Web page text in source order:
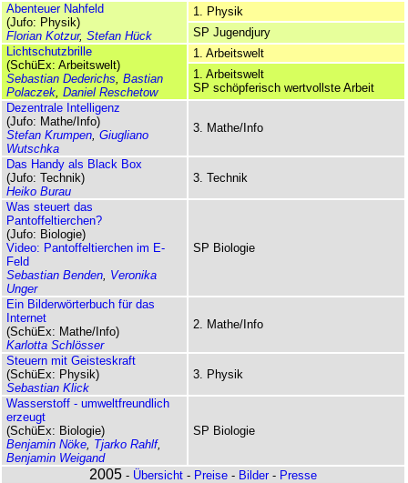
Abenteuer Nahfeld
(Jufo: Physik)
Florian Kotzur, Stefan Hück
1. Physik
SP Jugendjury
Lichtschutzbrille
(SchüEx: Arbeitswelt)
Sebastian Dederichs Bastian
Polaczek Daniel Reschetow
1. Arbeitswelt
1. Arbeitswelt
SP schöpferisch wertvollste Arbeit
Dezentrale Intelligenz
(Jufo: Mathe/Info)
Stefan Krumpen Giugliano
Wutschka
3. Mathe/Info
Das Handy als Black Box
(Jufo: Technik)
Heiko Burau
3. Technik
Was steuert das
Pantoffeltierchen?
(Jufo: Biologie)
Video: Pantoffeltierchen im E-
Feld
Sebastian Benden Veronika
Unger
SP Biologie
Ein Bilderwörterbuch für das
Internet
(SchüEx: Mathe/Info)
Karlotta Schlösser
2. Mathe/Info
Steuern mit Geisteskraft
(SchüEx: Physik)
Sebastian Klick
3. Physik
Wasserstoff - umwelt­freundlich
erzeugt
(SchüEx: Biologie)
Benjamin Nöke Tjarko Rahlf,
Benjamin Weigand
SP Biologie
2005 - Übersicht - Preise - Bilder - Presse